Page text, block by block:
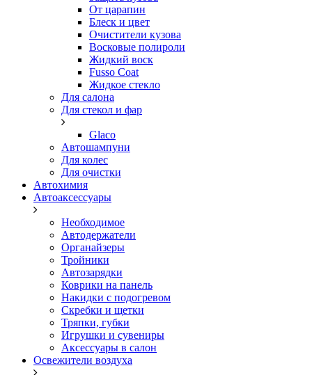
От царапин
Блеск и цвет
Очистители кузова
Восковые полироли
Жидкий воск
Fusso Coat
Жидкое стекло
Для салона
Для стекол и фар
Glaco
Автошампуни
Для колес
Для очистки
Автохимия
Автоаксессуары
Необходимое
Автодержатели
Органайзеры
Тройники
Автозарядки
Коврики на панель
Накидки с подогревом
Скребки и щетки
Тряпки, губки
Игрушки и сувениры
Аксессуары в салон
Освежители воздуха